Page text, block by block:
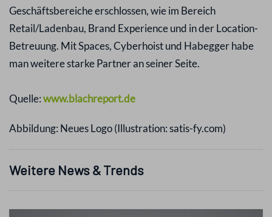
Geschäftsbereiche erschlossen, wie im Bereich
Retail/Ladenbau, Brand Experience und in der Location-
Betreuung. Mit Spaces, Cyberhoist und Habegger habe
man weitere starke Partner an seiner Seite.
Quelle:www.blachreport.de
Abbildung: Neues Logo (Illustration: satis-fy.com)
Weitere News & Trends